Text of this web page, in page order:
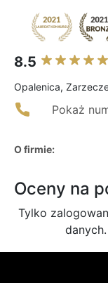
8.5
Opalenica,
Pokaż
O firmie:
Oceny na
Tylko
danych.